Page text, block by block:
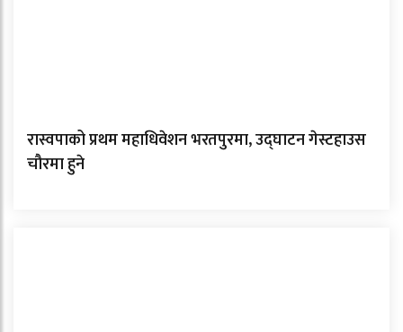
रास्वपाको प्रथम महाधिवेशन भरतपुरमा, उद्घाटन गेस्टहाउस
चौरमा हुने